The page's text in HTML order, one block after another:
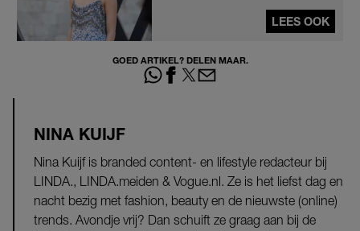
LEES OOK
GOED ARTIKEL? DELEN MAAR.
NINA KUIJF
Nina Kuijf is branded content- en lifestyle redacteur bij
LINDA., LINDA.meiden & Vogue.nl. Ze is het liefst dag en
nacht bezig met fashion, beauty en de nieuwste (online)
trends. Avondje vrij? Dan schuift ze graag aan bij de